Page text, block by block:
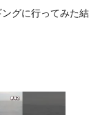
グに行ってみた結